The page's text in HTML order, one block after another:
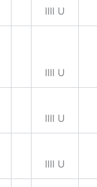
IIII U
IIII U
IIII U
IIII U